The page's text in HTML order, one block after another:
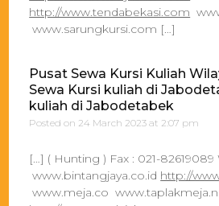
http://www.tendabekasi.com
www.sarungkursi.com […]
Pusat Sewa Kursi Kuliah
Sewa Kursi kuliah di
kuliah di Jabodetabek
Posted on 24 March 2023 at 2:07 pm
[…] ( Hunting ) Fax : 021-
www.bintangjaya.co.id http://
www.meja.co